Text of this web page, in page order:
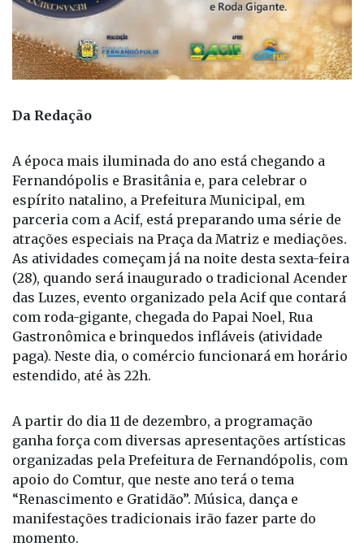
Da Redação
A época mais iluminada do ano está chegando a
Fernandópolis e Brasitânia e, para celebrar o
espírito natalino, a Prefeitura Municipal, em
parceria com a Acif, está preparando uma série de
atrações especiais na Praça da Matriz e mediações.
As atividades começam já na noite desta sexta-feira
(28), quando será inaugurado o tradicional Acender
das Luzes, evento organizado pela Acif que contará
com roda-gigante, chegada do Papai Noel, Rua
Gastronômica e brinquedos infláveis (atividade
paga). Neste dia, o comércio funcionará em horário
estendido, até às 22h.
A partir do dia 11 de dezembro, a programação
ganha força com diversas apresentações artísticas
organizadas pela Prefeitura de Fernandópolis, com
apoio do Comtur, que neste ano terá o tema
“Renascimento e Gratidão”. Música, dança e
manifestações tradicionais irão fazer parte do
momento.